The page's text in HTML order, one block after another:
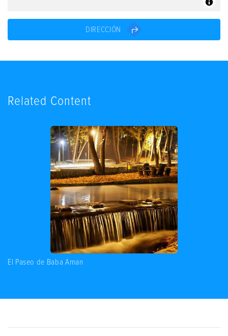
DIRECCIÓN
Related Content
El Paseo de Baba Aman